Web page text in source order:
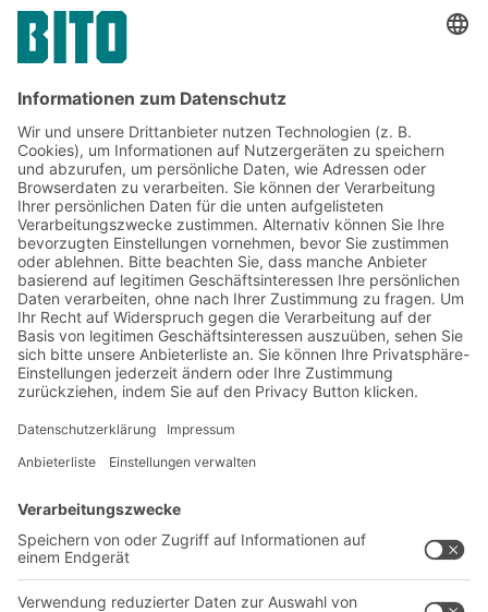
Jetzt beim BITO Newsletter
anmelden:
Lager- & Logistiknews
Exklusive Rabatte
Neuheiten
Newsletter abonnieren
Lösungen
Intralogistiklösungen
Regalsysteme
Kontaktformular